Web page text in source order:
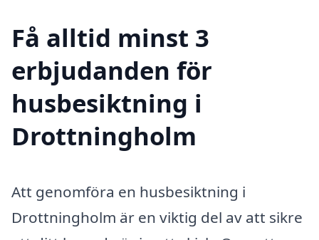
Få alltid minst 3
erbjudanden för
husbesiktning i
Drottningholm
Att genomföra en husbesiktning i
Drottningholm är en viktig del av att sikre